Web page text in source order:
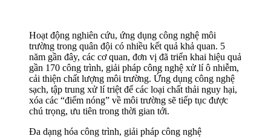
Hoạt động nghiên cứu, ứng dụng công nghệ môi
trường trong quân đội có nhiều kết quả khả quan. 5
năm gần đây, các cơ quan, đơn vị đã triển khai hiệu quả
gần 170 công trình, giải pháp công nghệ xử lí ô nhiễm,
cải thiện chất lượng môi trường. Ứng dụng công nghệ
sạch, tập trung xử lí triệt để các loại chất thải nguy hại,
xóa các “điểm nóng” về môi trường sẽ tiếp tục được
chú trọng, ưu tiên trong thời gian tới.
Đa dạng hóa công trình, giải pháp công nghệ